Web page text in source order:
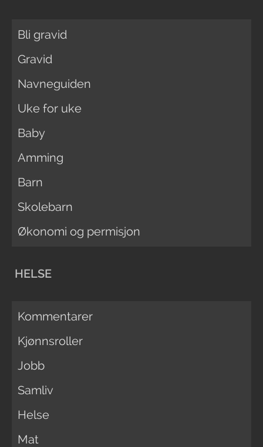
Bli gravid
Gravid
Navneguiden
Uke for uke
Baby
Amming
Barn
Skolebarn
Økonomi og permisjon
HELSE
Kommentarer
Kjønnsroller
Jobb
Samliv
Helse
Mat